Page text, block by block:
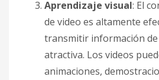
Aprendizaje visual: El
de video es altamente
transmitir información
atractiva. Los videos
animaciones,